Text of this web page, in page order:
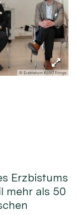
© Erzbistum Köln/ Frings
Erzbistums
mehr als 50